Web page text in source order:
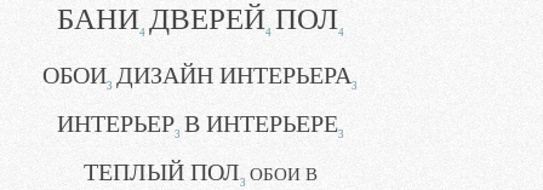
БАНИ4 ДВЕРЕЙ4 ПОЛ4
ОБОИ3 ДИЗАЙН ИНТЕРЬЕРА3
ИНТЕРЬЕР3 В ИНТЕРЬЕРЕ3
ТЕПЛЫЙ ПОЛ3 ОБОИ В